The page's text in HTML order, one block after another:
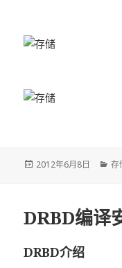
发
2012年6月8日
分
存
DRBD编译
DRBD介绍